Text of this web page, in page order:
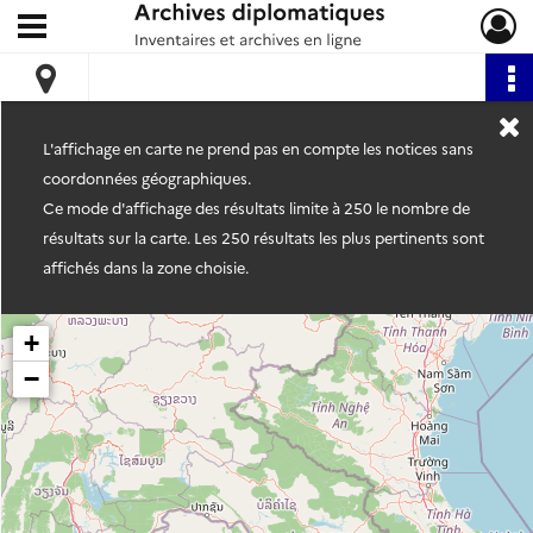
Archives diplomatiques
Ouvrir le menu déroulant
L'affichage en carte ne prend pas en compte les notices sans
coordonnées géographiques.
Ce mode d'affichage des résultats limite à 250 le nombre de
résultats sur la carte. Les 250 résultats les plus pertinents sont
affichés dans la zone choisie.
+
−